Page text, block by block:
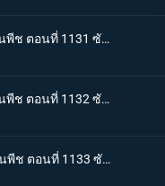
One piece วันพีช ตอนที่ 1131 ซับไทย ความสุขเพียงชั่วคราว คุมาจี้กับจินนี่
One piece วันพีช ตอนที่ 1132 ซับไทย คำสาบานที่มีให้กับจินนี่ คุมะที่ได้กลายเป็นพ่อ
One Piece วันพีช ตอนที่ 1133 ซับไทย ช่วยบอนนี่ "แปซิฟิสต้า" ผู้ใจเสาะ คุมะ